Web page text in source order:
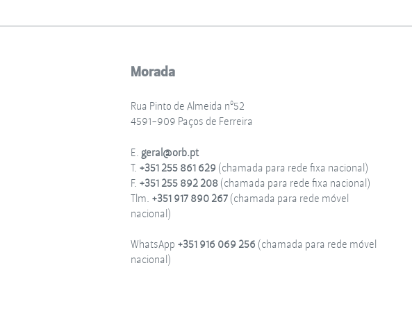
Morada
Rua Pinto de Almeida nº52
4591-909 Paços de Ferreira
E. geral@orb.pt
T. +351 255 861 629 (chamada para rede fixa nacional)
F. +351 255 892 208(chamada para rede fixa nacional)
Tlm. +351 917 890 267(chamada para rede móvel
nacional)
WhatsApp +351 916 069 256 (chamada para rede móvel
nacional)